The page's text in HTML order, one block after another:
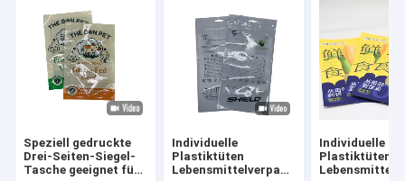
Speziell gedruckte
Drei-Seiten-Siegel-
Tasche geeignet für
Individuelle
Plastiktüten
Lebensmittelverpackung
Individuelle
Plastiktüten